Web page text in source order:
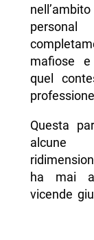
mafiose
quel
Questa
alcune
ha mai
vicende